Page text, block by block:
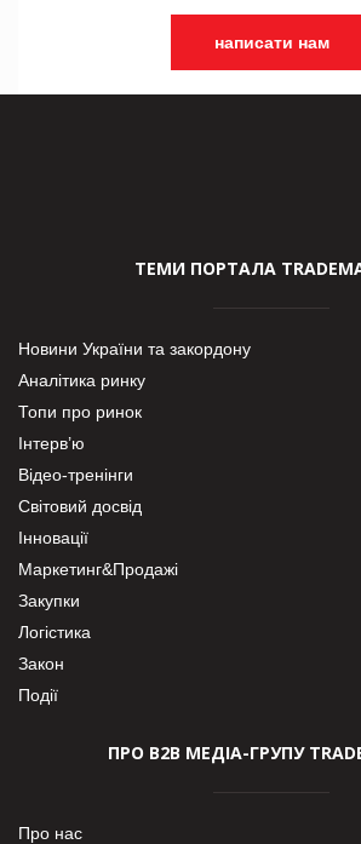
написати нам
ТЕМИ ПОРТАЛА
Новини України та закордону
Аналітика ринку
Топи про ринок
Інтерв’ю
Відео-тренінги
Світовий досвід
Інновації
Маркетинг&Продажі
Закупки
Логістика
Закон
Події
ПРО В2В МЕДІА-ГРУПУ
Про нас